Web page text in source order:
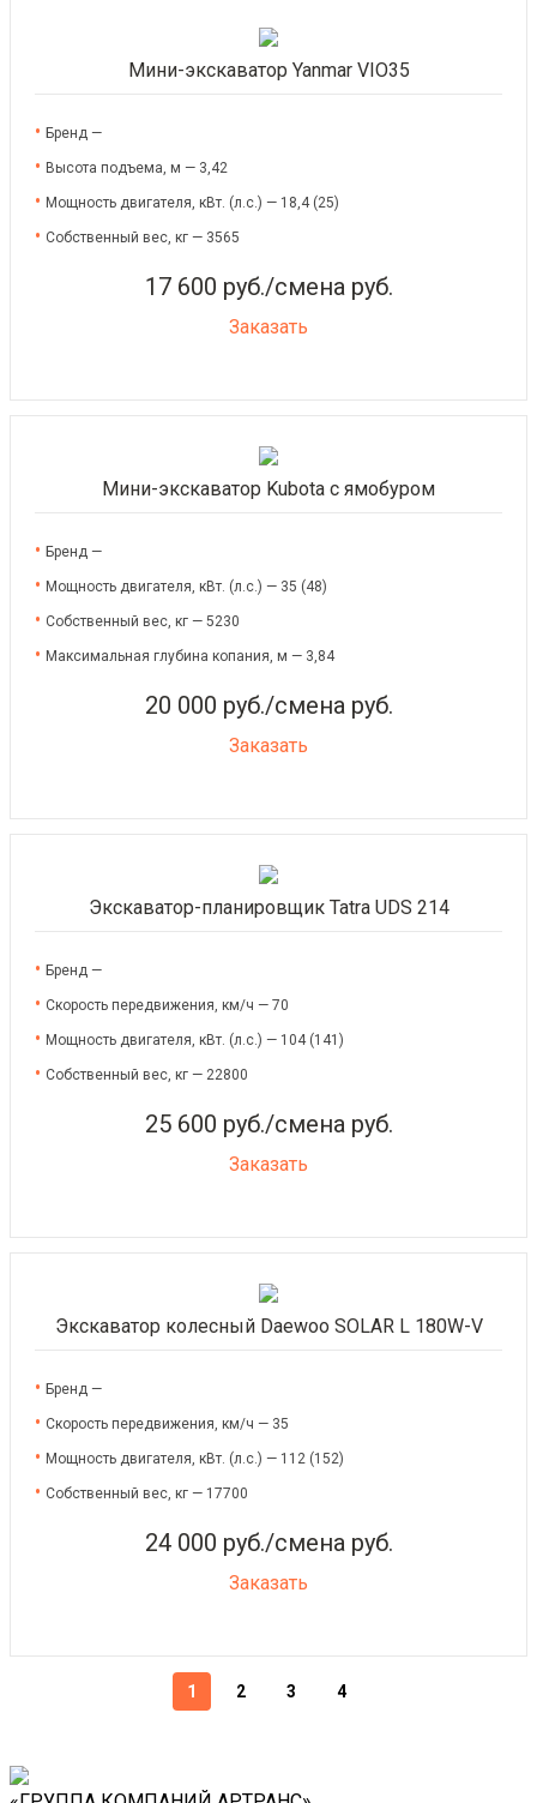
17 600 руб./смена руб.
Заказать
Мини-экскаватор Yanmar VIO35
Бренд —
Высота подъема, м — 3,42
Мощность двигателя, кВт. (л.с.) — 18,4 (25)
Собственный вес, кг — 3565
20 000 руб./смена руб.
Заказать
Мини-экскаватор Kubota с ямобуром
Бренд —
Мощность двигателя, кВт. (л.с.) — 35 (48)
Собственный вес, кг — 5230
Максимальная глубина копания, м — 3,84
25 600 руб./смена руб.
Заказать
Экскаватор-планировщик Tatra UDS 214
Бренд —
Скорость передвижения, км/ч — 70
Мощность двигателя, кВт. (л.с.) — 104 (141)
Собственный вес, кг — 22800
24 000 руб./смена руб.
Заказать
Экскаватор колесный Daewoo SOLAR L 180W-V
Бренд —
Скорость передвижения, км/ч — 35
Мощность двигателя, кВт. (л.с.) — 112 (152)
Собственный вес, кг — 17700
1 2 3 4